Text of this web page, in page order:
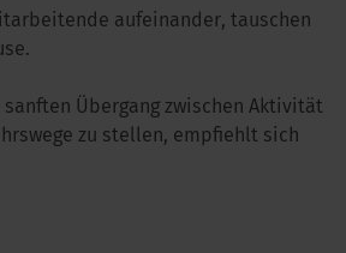
aufeinander, tauschen
Übergang zwischen Aktivität
zu stellen, empfiehlt sich